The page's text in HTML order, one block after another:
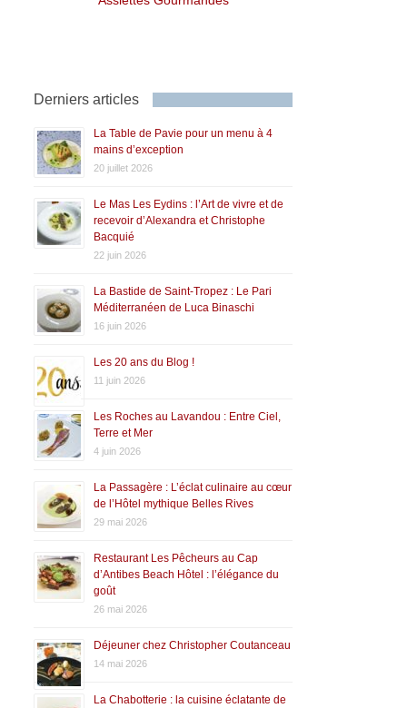
Derniers articles
La Table de Pavie pour un menu à 4
mains d’exception
20 juillet 2026
Le Mas Les Eydins : l’Art de vivre et de
recevoir d’Alexandra et Christophe
Bacquié
22 juin 2026
La Bastide de Saint-Tropez : Le Pari
Méditerranéen de Luca Binaschi
16 juin 2026
Les 20 ans du Blog !
11 juin 2026
Les Roches au Lavandou : Entre Ciel,
Terre et Mer
4 juin 2026
La Passagère : L’éclat culinaire au cœur
de l’Hôtel mythique Belles Rives
29 mai 2026
Restaurant Les Pêcheurs au Cap
d’Antibes Beach Hôtel : l’élégance du
goût
26 mai 2026
Déjeuner chez Christopher Coutanceau
14 mai 2026
La Chabotterie : la cuisine éclatante de